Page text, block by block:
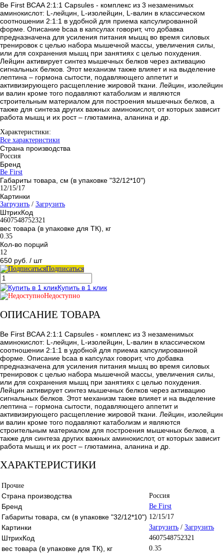
Be First BCAA 2:1:1 Capsules - комплекс из 3 незаменимых
аминокислот: L-лейцин, L-изолейцин, L-валин в классическом
соотношении 2:1:1 в удобной для приема капсулированной
форме. Описание bcaa в капсулах говорит, что добавка
предназначена для усиления питания мышц во время силовых
тренировок с целью набора мышечной массы, увеличения силы,
или для сохранения мышц при занятиях с целью похудения.
Лейцин активирует синтез мышечных белков через активацию
сигнальных белков. Этот механизм также влияет и на выделение
лептина – гормона сытости, подавляющего аппетит и
активизирующего расщепление жировой ткани. Лейцин, изолейцин
и валин кроме того подавляют катаболизм и являются
строительным материалом для построения мышечных белков, а
также для синтеза других важных аминокислот, от которых зависит
работа мышц и их рост – глютамина, аланина и др.
Характеристики:
Все характеристики
Страна производства
Россия
Бренд
Be First
Габариты товара, см (в упаковке "32/12*10")
12/15/17
Картинки
Загрузить / Загрузить
ШтрихКод
4607548752321
вес товара (в упаковке для ТК), кг
0.35
Кол-во порций
12
650 руб. / шт
Подписаться
Купить в 1 клик
Недоступно
ОПИСАНИЕ ТОВАРА
Be First BCAA 2:1:1 Capsules - комплекс из 3 незаменимых
аминокислот: L-лейцин, L-изолейцин, L-валин в классическом
соотношении 2:1:1 в удобной для приема капсулированной
форме. Описание bcaa в капсулах говорит, что добавка
предназначена для усиления питания мышц во время силовых
тренировок с целью набора мышечной массы, увеличения силы,
или для сохранения мышц при занятиях с целью похудения.
Лейцин активирует синтез мышечных белков через активацию
сигнальных белков. Этот механизм также влияет и на выделение
лептина – гормона сытости, подавляющего аппетит и
активизирующего расщепление жировой ткани. Лейцин, изолейцин
и валин кроме того подавляют катаболизм и являются
строительным материалом для построения мышечных белков, а
также для синтеза других важных аминокислот, от которых зависит
работа мышц и их рост – глютамина, аланина и др.
ХАРАКТЕРИСТИКИ
Прочие
Страна производства Россия
Бренд Be First
Габариты товара, см (в упаковке "32/12*10") 12/15/17
Картинки Загрузить / Загрузить
ШтрихКод 4607548752321
вес товара (в упаковке для ТК), кг 0.35